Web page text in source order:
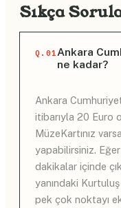
Sıkça
Q.01Ankara
ne kadar?
Ankara
itibarıyla 20 Euro
MüzeKartınız
yapabilirsiniz.
dakikalar içinde
yanındaki
pek çok noktayı